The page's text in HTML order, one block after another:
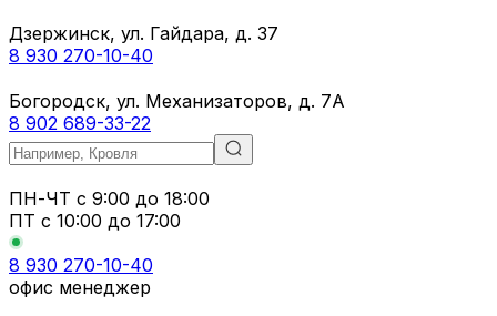
Дзержинск, ул. Гайдара, д. 37
8 930 270-10-40
Богородск, ул. Механизаторов, д. 7А
8 902 689-33-22
ПН-ЧТ с 9:00 до 18:00
ПТ с 10:00 до 17:00
8 930 270-10-40
офис менеджер